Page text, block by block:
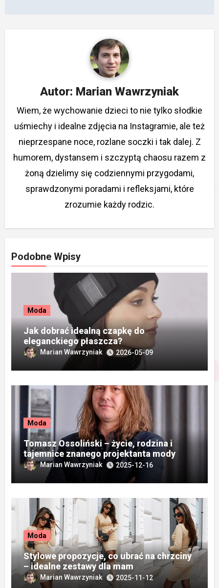
Autor: Marian Wawrzyniak
Wiem, że wychowanie dzieci to nie tylko słodkie
uśmiechy i idealne zdjęcia na Instagramie, ale też
nieprzespane noce, rozlane soczki i tak dalej. Z
humorem, dystansem i szczyptą chaosu razem z
żoną dzielimy się codziennymi przygodami,
sprawdzonymi poradami i refleksjami, które
zrozumie każdy rodzic.
Podobne Wpisy
Moda
Jak dobrać idealną czapkę do
eleganckiego płaszcza?
Marian Wawrzyniak 2026-05-09
Moda
Tomasz Ossoliński – życie, rodzina i
tajemnice znanego projektanta mody
Marian Wawrzyniak 2025-12-16
Moda
Stylowe propozycje, co ubrać na chrzciny
– idealne zestawy dla mam
Marian Wawrzyniak 2025-11-12